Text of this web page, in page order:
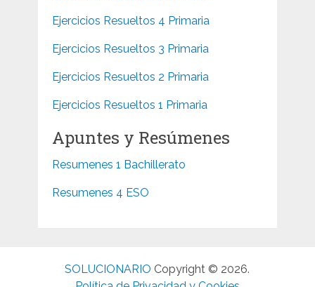
Ejercicios Resueltos 4 Primaria
Ejercicios Resueltos 3 Primaria
Ejercicios Resueltos 2 Primaria
Ejercicios Resueltos 1 Primaria
Apuntes y Resúmenes
Resumenes 1 Bachillerato
Resumenes 4 ESO
SOLUCIONARIO Copyright © 2026.